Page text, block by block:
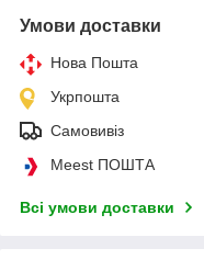
Умови доставки
Нова Пошта
Укрпошта
Самовивіз
Meest ПОШТА
Всі умови доставки